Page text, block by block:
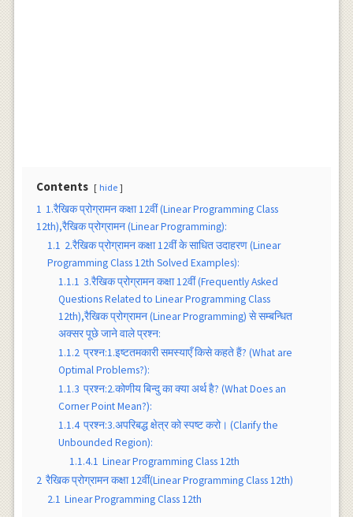
Contents hide
1 1.रैखिक प्रोग्रामन कक्षा 12वीं (Linear Programming Class
12th),रैखिक प्रोग्रामन (Linear Programming):
1.1 2.रैखिक प्रोग्रामन कक्षा 12वीं के साधित उदाहरण (Linear
Programming Class 12th Solved Examples):
1.1.1 3.रैखिक प्रोग्रामन कक्षा 12वीं (Frequently Asked
Questions Related to Linear Programming Class
12th),रैखिक प्रोग्रामन (Linear Programming) से सम्बन्धित
अक्सर पूछे जाने वाले प्रश्न:
1.1.2 प्रश्न:1.इष्टतमकारी समस्याएँ किसे कहते हैं? (What are
Optimal Problems?):
1.1.3 प्रश्न:2.कोणीय बिन्दु का क्या अर्थ है? (What Does an
Corner Point Mean?):
1.1.4 प्रश्न:3.अपरिबद्ध क्षेत्र को स्पष्ट करो। (Clarify the
Unbounded Region):
1.1.4.1 Linear Programming Class 12th
2 रैखिक प्रोग्रामन कक्षा 12वीं(Linear Programming Class 12th)
2.1 Linear Programming Class 12th